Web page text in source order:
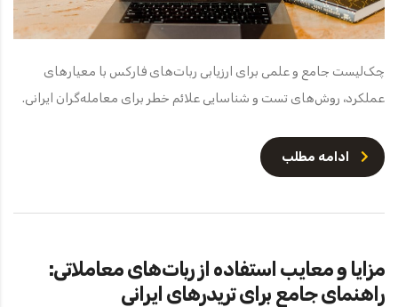
چک‌لیست جامع و علمی برای ارزیابی ربات‌های فارکس با معیارهای
عملکرد، روش‌های تست و شناسایی علائم خطر برای معامله‌گران ایرانی.
ادامه مطلب
مزایا و معایب استفاده از ربات‌های معاملاتی:
راهنمای جامع برای تریدرهای ایرانی